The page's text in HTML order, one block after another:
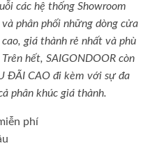
các hệ thống Showroom
phân phối những dòng cửa
giá thành rẻ nhất và phù
hết, SAIGONDOOR còn
ĐÃI CAO đi kèm với sự đa
phân khúc giá thành.
phí